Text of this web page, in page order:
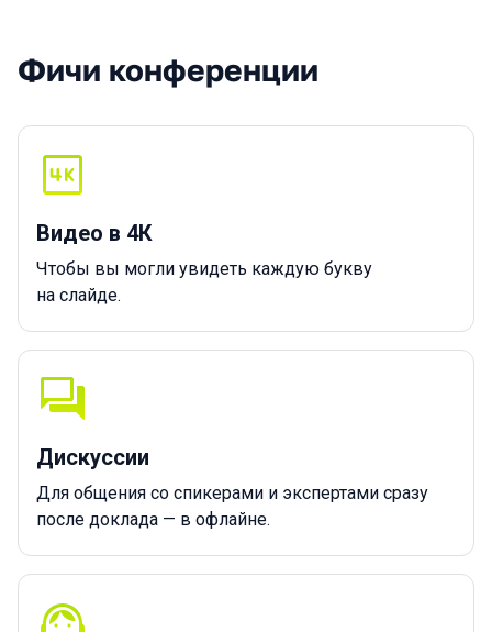
Фичи конференции
Видео в 4К
Чтобы вы могли увидеть каждую букву
на слайде.
Дискуссии
Для общения со спикерами и экспертами сразу
после доклада — в офлайне.